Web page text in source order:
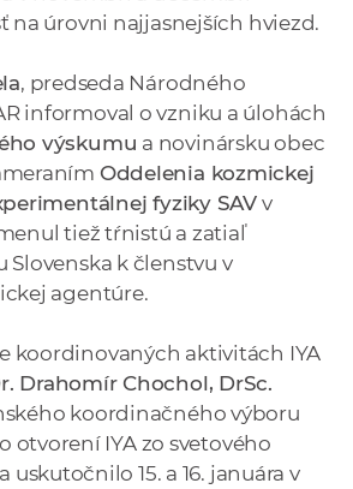
na úrovni najjasnejších hviezd.
, predseda Národného
informoval o vzniku a úlohách
výskumu a novinársku obec
Oddelenia kozmickej
fyziky SAV v
tiež tŕnistú a zatiaľ
Slovenska k členstvu v
agentúre.
koordinovaných aktivitách IYA
Drahomír Chochol, DrSc.
koordinačného výboru
otvorení IYA zo svetového
uskutočnilo 15. a 16. januára v